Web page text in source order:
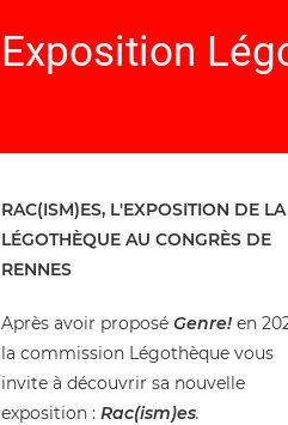
Exposition
RAC(ISM)ES, L'EXPOSITION DE LA
LÉGOTHÈQUE AU CONGRÈS DE
RENNES
Après avoir proposé Genre! en
la commission Légothèque vous
invite à découvrir sa nouvelle
exposition : Rac(ism)es.